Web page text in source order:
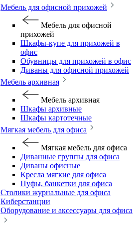
Мебель для офисной прихожей
Мебель для офисной
прихожей
Шкафы-купе для прихожей в
офис
Обувницы для прихожей в офис
Диваны для офисной прихожей
Мебель архивная
Мебель архивная
Шкафы архивные
Шкафы картотечные
Мягкая мебель для офиса
Мягкая мебель для офиса
Диванные группы для офиса
Диваны офисные
Кресла мягкие для офиса
Пуфы, банкетки для офиса
Столики журнальные для офиса
Киберстанции
Оборудование и аксессуары для офиса